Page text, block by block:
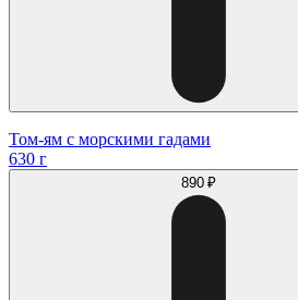
Том-ям с морскими гадами
630 г
890 ₽